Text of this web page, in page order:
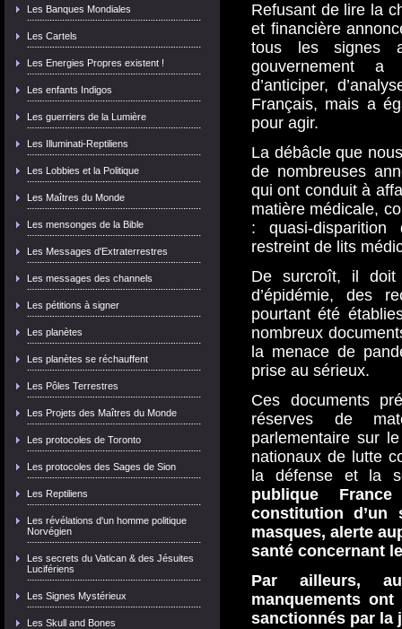
Les Banques Mondiales
Les Cartels
Les Energies Propres existent !
Les enfants Indigos
Les guerriers de la Lumière
Les Illuminati-Reptiliens
Les Lobbies et la Politique
Les Maîtres du Monde
Les mensonges de la Bible
Les Messages d'Extraterrestres
Les messages des channels
Les pétitions à signer
Les planètes
Les planètes se réchauffent
Les Pôles Terrestres
Les Projets des Maîtres du Monde
Les protocoles de Toronto
Les protocoles des Sages de Sion
Les Reptiliens
Les révélations d'un homme politique
Norvégien
Les secrets du Vatican & des Jésuites
Lucifériens
Les Signes Mystérieux
Les Skull and Bones
Refusant de lire la
et financière
tous les signes
gouvernement
d’anticiper,
Français, mais a
pour agir.
La débâcle que
de nombreuses
qui ont conduit à
matière médicale,
: quasi-
restreint de lits
De surcroît, il
d’épidémie, des
pourtant été
nombreux
la menace de
prise au sérieux.
Ces documents
réserves de
parlementaire sur
nationaux de lutte
la défense et la
publique
constitution d’un
masques, alerte
santé concernant
Par ailleurs,
manquements
sanctionnés par la